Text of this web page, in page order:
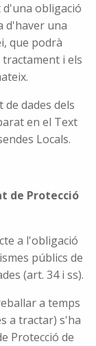
d'una obligació
d'haver una
que podrà
i els
dades dels
en el Text
Locals.
de Protecció
a l'obligació
públics de
(art. 34 i ss).
a temps
a tractar) s'ha
Protecció de